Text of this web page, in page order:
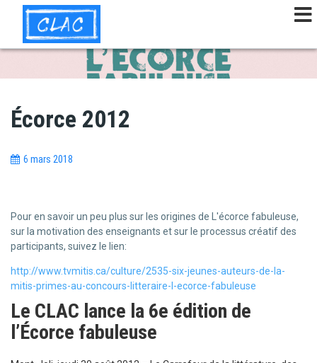
contenu
principal
Écorce 2012
6 mars 2018
Pour en savoir un peu plus sur les origines de L'écorce fabuleuse,
sur la motivation des enseignants et sur le processus créatif des
participants, suivez le lien:
http://www.tvmitis.ca/culture/2535-six-jeunes-auteurs-de-la-
mitis-primes-au-concours-litteraire-l-ecorce-fabuleuse
Le CLAC lance la 6e édition de
l’Écorce fabuleuse